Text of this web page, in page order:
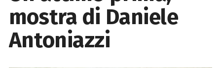
mostra di Daniele
Antoniazzi